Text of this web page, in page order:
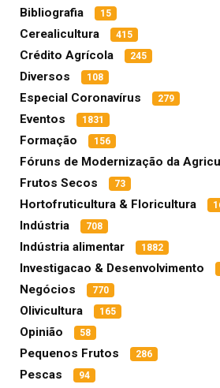
Bibliografia 15
Cerealicultura 415
Crédito Agrícola 245
Diversos 108
Especial Coronavírus 279
Eventos 1831
Formação 156
Fóruns de Modernização da
Frutos Secos 73
Hortofruticultura & Floricultura
Indústria 708
Indústria alimentar 1882
Investigacao & Desenvolvimento
Negócios 770
Olivicultura 165
Opinião 58
Pequenos Frutos 286
Pescas 94